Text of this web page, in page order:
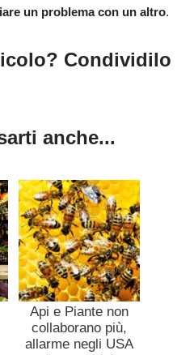
un problema con un altro.
Condividilo
anche...
Api e Piante non
collaborano più,
allarme negli USA